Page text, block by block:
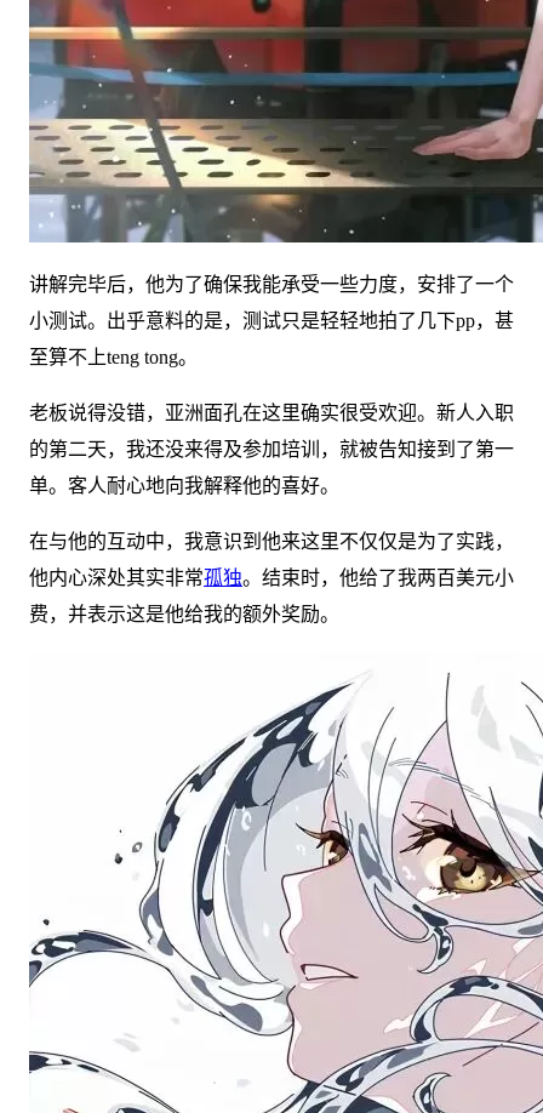
讲解完毕后，他为了确保我能承受一些力度，安排了一个
小测试。出乎意料的是，测试只是轻轻地拍了几下pp，甚
至算不上teng tong。
老板说得没错，亚洲面孔在这里确实很受欢迎。新人入职
的第二天，我还没来得及参加培训，就被告知接到了第一
单。客人耐心地向我解释他的喜好。
在与他的互动中，我意识到他来这里不仅仅是为了实践，
他内心深处其实非常孤独。结束时，他给了我两百美元小
费，并表示这是他给我的额外奖励。